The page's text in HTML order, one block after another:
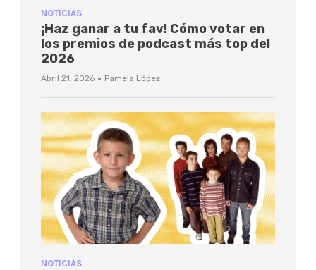
NOTICIAS
¡Haz ganar a tu fav! Cómo votar en
los premios de podcast más top del
2026
Abril 21, 2026 · Pamela López
NOTICIAS